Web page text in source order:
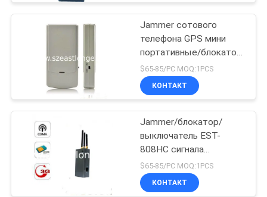
САЙТА
Jammer сотового
телефона GPS мини
портативные/блокатор
EST-808SG для
таможни
$65-85/PC MOQ:1PCS
КОНТАКТ
Jammer/блокатор/
выключатель EST-
808HC сигнала
сотового телефона 3
диапазонов
портативные
$65-85/PC MOQ:1PCS
КОНТАКТ